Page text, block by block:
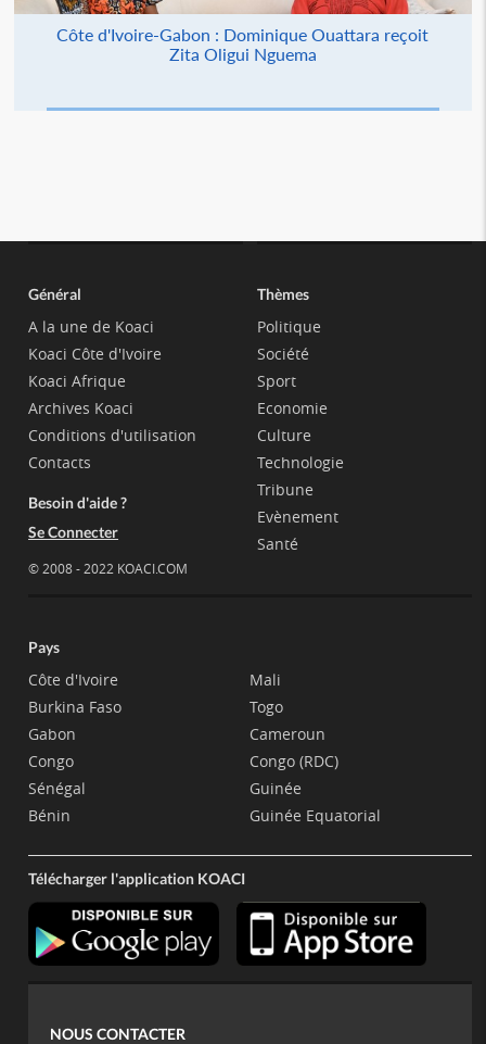
Côte d'Ivoire-Gabon : Dominique Ouattara reçoit
Zita Oligui Nguema
Général
A la une de Koaci
Koaci Côte d'Ivoire
Koaci Afrique
Archives Koaci
Conditions d'utilisation
Contacts
Besoin d'aide ?
Se Connecter
© 2008 - 2022 KOACI.COM
Thèmes
Politique
Société
Sport
Economie
Culture
Technologie
Tribune
Evènement
Santé
Pays
Côte d'Ivoire
Burkina Faso
Gabon
Congo
Sénégal
Bénin
Mali
Togo
Cameroun
Congo (RDC)
Guinée
Guinée Equatorial
Télécharger l'application KOACI
NOUS CONTACTER